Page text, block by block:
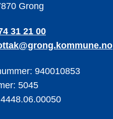
Grong
31 21 00
940010853
5045